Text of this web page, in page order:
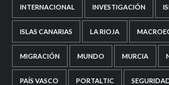
INTERNACIONAL INVESTIGACIÓN
ISLAS CANARIAS LA RIOJA
MIGRACIÓN MUNDO MURCIA
PAÍS VASCO PORTALTIC